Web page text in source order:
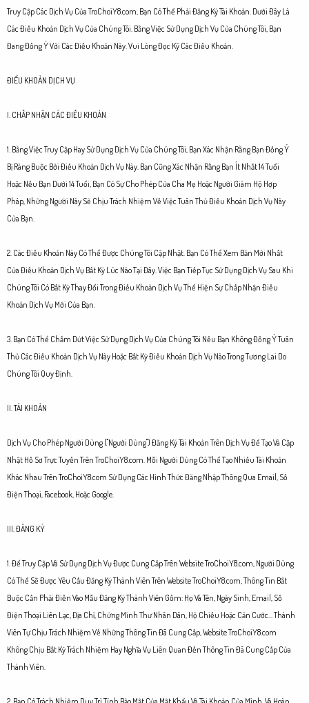
Truy Cập Các Dịch Vụ Của TroChoiY8.com, Bạn Có Thể Phải Đăng Ký Tài Khoản. Dưới Đây Là
Các Điều Khoản Dịch Vụ Của Chúng Tôi. Bằng Việc Sử Dụng Dịch Vụ Của Chúng Tôi, Bạn
Đang Đồng Ý Với Các Điều Khoản Này. Vui Lòng Đọc Kỹ Các Điều Khoản.
ĐIỂU KHOẢN DỊCH VỤ
I. CHẤP NHẬN CÁC ĐIỀU KHOẢN
1. Bằng Việc Truy Cập Hay Sử Dụng Dịch Vụ Của Chúng Tôi, Bạn Xác Nhận Rằng Bạn Đồng Ý
Bị Ràng Buộc Bởi Điều Khoản Dịch Vụ Này. Bạn Cũng Xác Nhận Rằng Bạn Ít Nhất 14 Tuổi
Hoặc Nếu Bạn Dưới 14 Tuổi, Bạn Có Sự Cho Phép Của Cha Mẹ Hoặc Người Giám Hộ Hợp
Pháp, Những Người Này Sẽ Chịu Trách Nhiệm Về Việc Tuân Thủ Điều Khoản Dịch Vụ Này
Của Bạn.
2. Các Điều Khoản Này Có Thể Được Chúng Tôi Cập Nhật. Bạn Có Thể Xem Bản Mới Nhất
Của Điều Khoản Dịch Vụ Bất Kỳ Lúc Nào Tại Đây. Việc Bạn Tiếp Tục Sử Dụng Dịch Vụ Sau Khi
Chúng Tôi Có Bất Kỳ Thay Đổi Trong Điều Khoản Dịch Vụ Thể Hiện Sự Chấp Nhận Điều
Khoản Dịch Vụ Mới Của Bạn.
3. Bạn Có Thể Chấm Dứt Việc Sử Dụng Dịch Vụ Của Chúng Tôi Nếu Bạn Không Đồng Ý Tuân
Thủ Các Điều Khoản Dịch Vụ Này Hoặc Bất Kỳ Điều Khoản Dịch Vụ Nào Trong Tương Lai Do
Chúng Tôi Quy Định.
II. TÀI KHOẢN
Dịch Vụ Cho Phép Người Dùng ("Người Dùng") Đăng Ký Tài Khoản Trên Dịch Vụ Để Tạo Và Cập
Nhật Hồ Sơ Trực Tuyến Trên TroChoiY8.com. Mỗi Người Dùng Có Thể Tạo Nhiều Tài Khoản
Khác Nhau Trên TroChoiY8.com Sử Dụng Các Hình Thức Đăng Nhập Thông Qua Email, Số
Điện Thoại, Facebook, Hoặc Google.
III. ĐĂNG KÝ
1. Để Truy Cập Và Sử Dụng Dịch Vụ Được Cung Cấp Trên Website TroChoiY8.com, Người Dùng
Có Thể Sẽ Được Yêu Cầu Đăng Ký Thành Viên Trên Website TroChoiY8.com, Thông Tin Bắt
Buộc Cần Phải Điền Vào Mẫu Đăng Ký Thành Viên Gồm: Họ Và Tên, Ngày Sinh, Email, Số
Điện Thoại Liên Lạc, Địa Chỉ, Chứng Minh Thư Nhân Dân, Hộ Chiếu Hoặc Căn Cước... Thành
Viên Tự Chịu Trách Nhiệm Về Những Thông Tin Đã Cung Cấp, Website TroChoiY8.com
Không Chịu Bất Kỳ Trách Nhiệm Hay Nghĩa Vụ Liên Quan Đến Thông Tin Đã Cung Cấp Của
Thành Viên.